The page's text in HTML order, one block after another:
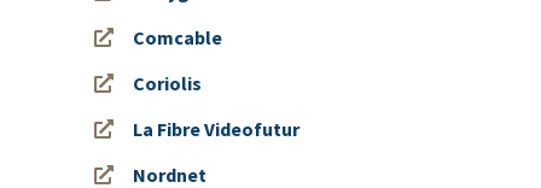
Comcable
Coriolis
La Fibre Videofutur
Nordnet